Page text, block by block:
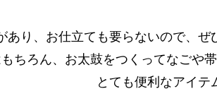
あり、お仕立ても要らないので、ぜ
ちろん、お太鼓をつくってなごや
とても便利なアイテ